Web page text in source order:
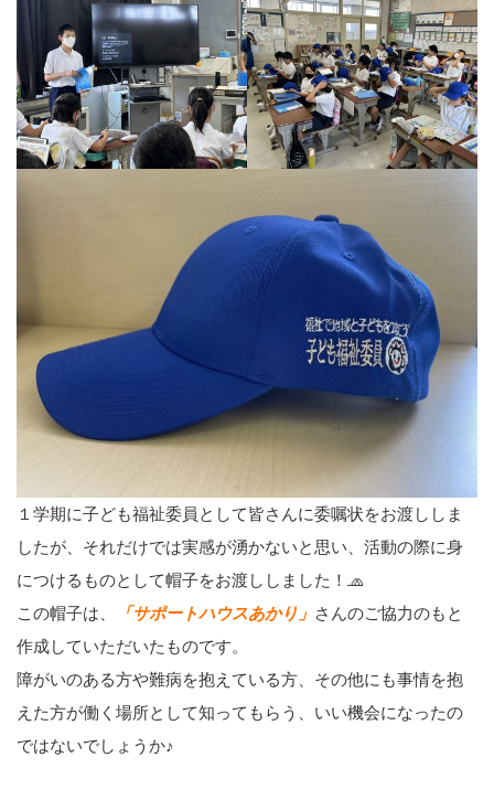
１学期に子ども福祉委員として皆さんに委嘱状をお渡ししま
したが、それだけでは実感が湧かないと思い、活動の際に身
につけるものとして帽子をお渡ししました！🧢
この帽子は、
「サポートハウスあかり」 さんのご協力のもと
作成していただいたものです。
障がいのある方や難病を抱えている方、その他にも事情を抱
えた方が働く場所として知ってもらう、いい機会になったの
ではないでしょうか♪